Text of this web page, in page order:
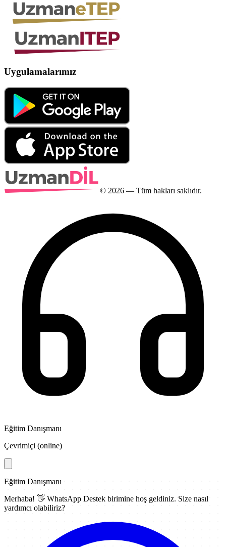
Uygulamalarımız
© 2026 — Tüm hakları saklıdır.
Eğitim Danışmanı
Çevrimiçi (online)
Eğitim Danışmanı
Merhaba! 👋 WhatsApp Destek birimine hoş geldiniz. Size nasıl
yardımcı olabiliriz?